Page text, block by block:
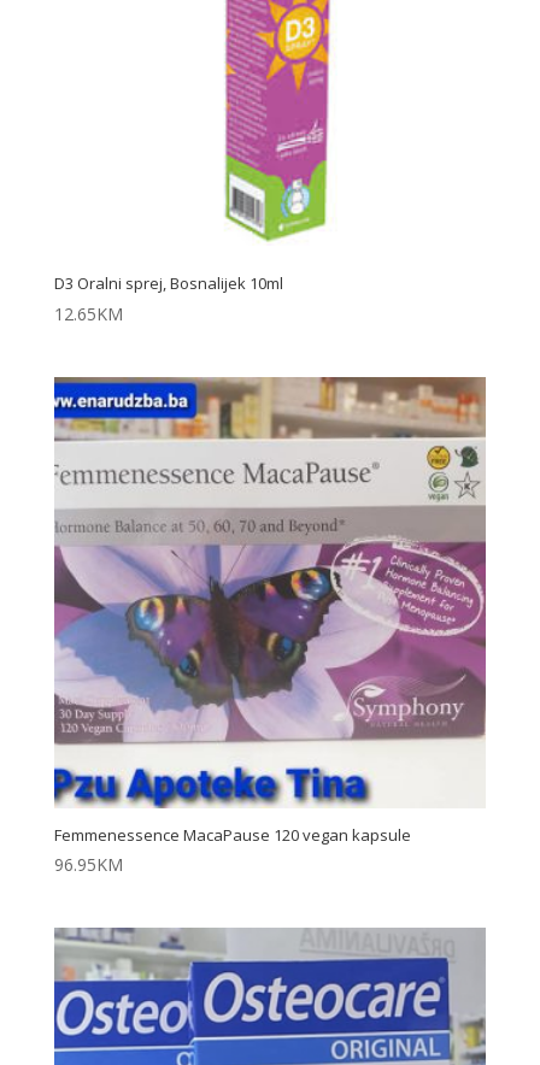
D3 Oralni sprej, Bosnalijek 10ml
12.65KM
Femmenessence MacaPause 120 vegan kapsule
96.95KM